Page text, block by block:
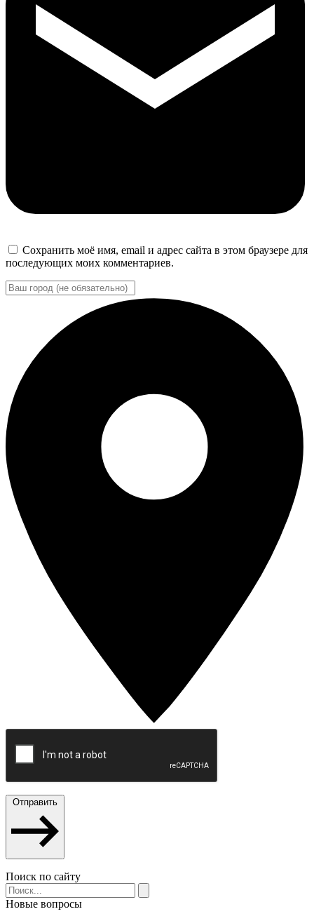
Сохранить моё имя, email и адрес сайта в этом браузере для
последующих моих комментариев.
Отправить
Поиск по сайту
Новые вопросы